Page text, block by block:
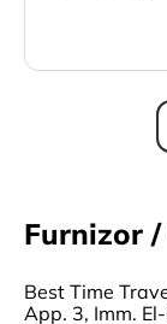
Furnizor
Best Time
App. 3, Imm.